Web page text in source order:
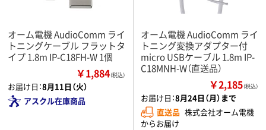
オーム電機 AudioComm ライ
トニングケーブル フラットタ
イプ 1.8m IP-C18FH-W 1個
￥1,884（税込）
お届け日：8月11日（火）
アスクル在庫商品
オーム電機 AudioComm ライ
トニング変換アダプター付
micro USBケーブル 1.8m IP-
C18MNH-W（直送品）
￥2,185（税込）
お届け日：8月24日（月）まで
直送品 株式会社オーム電機
からお届け